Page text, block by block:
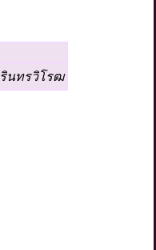
นทรวิโรฒ